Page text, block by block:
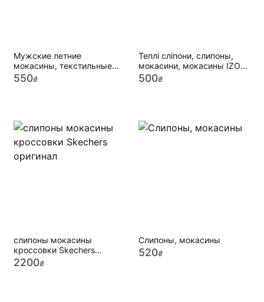
Мужские летние
мокасины, текстильные
слипоны 40-45р.
550₴
Теплі сліпони, слипоны,
мокасини, мокасины IZOD
Slipper us11, us13. Нові
500₴
слипоны мокасины
кроссовки Skechers
оригинал
2200₴
Слипоны, мокасины
520₴